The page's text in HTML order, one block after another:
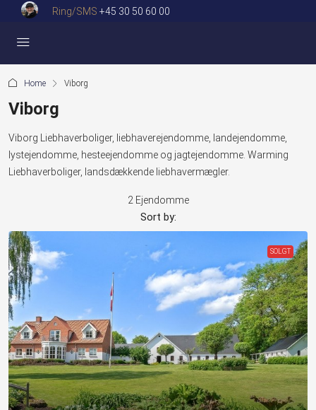
Ring/SMS +45 30 50 60 00
Home Viborg
Viborg
Viborg Liebhaverboliger, liebhaverejendomme, landejendomme,
lystejendomme, hesteejendomme og jagtejendomme. Warming
Liebhaverboliger, landsdækkende liebhavermægler.
2 Ejendomme
Sort by:
SOLGT